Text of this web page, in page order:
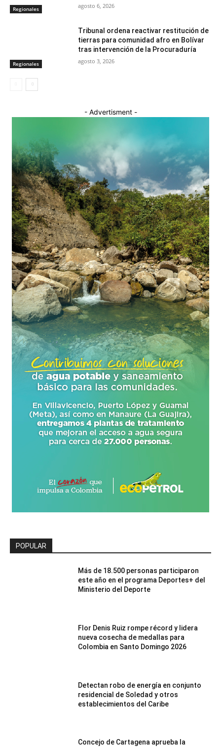
Regionales agosto 6, 2026
Regionales
Tribunal ordena reactivar restitución de
tierras para comunidad afro en Bolívar
tras intervención de la Procuraduría
agosto 3, 2026
- Advertisment -
POPULAR
Más de 18.500 personas participaron
este año en el programa Deportes+ del
Ministerio del Deporte
Flor Denis Ruiz rompe récord y lidera
nueva cosecha de medallas para
Colombia en Santo Domingo 2026
Detectan robo de energía en conjunto
residencial de Soledad y otros
establecimientos del Caribe
Concejo de Cartagena aprueba la